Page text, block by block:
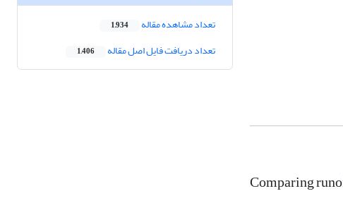
Comparing
تعداد مشاهده مقاله 1,934
تعداد دریافت فایل اصل مقاله 1,406